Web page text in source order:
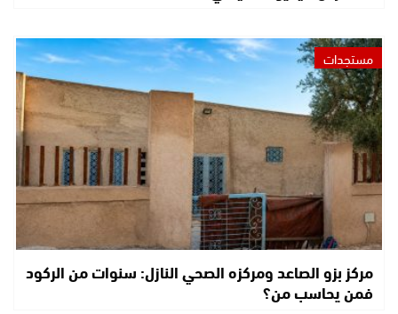
مستجدات
مركز بزو الصاعد ومركزه الصحي النازل: سنوات من الركود
فمن يحاسب من؟